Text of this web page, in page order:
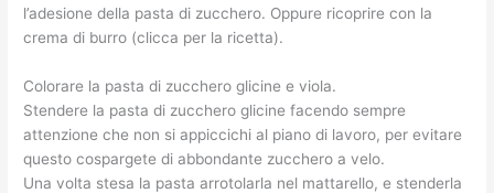
l’adesione della pasta di zucchero. Oppure ricoprire con la
crema di burro (clicca per la ricetta).
Colorare la pasta di zucchero glicine e viola.
Stendere la pasta di zucchero glicine facendo sempre
attenzione che non si appiccichi al piano di lavoro, per evitare
questo cospargete di abbondante zucchero a velo.
Una volta stesa la pasta arrotolarla nel mattarello, e stenderla